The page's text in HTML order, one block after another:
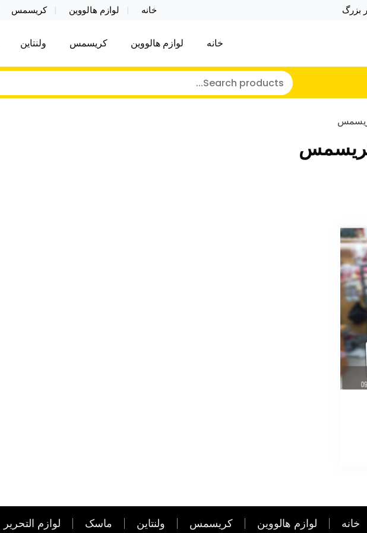
بزرگ خانه لوازم هالووین کریسمس
لوازم هالووین ولن تاین کادویی کریسمس اکسسوری
بازی تراول ماگ نایکر توی فروش عمده لوازم هالووین ولن تاین کادویی
خانه لوازم هالووین کریسمس ولنتاین
خانه لوازم هالووین کریسمس ولنتاین ماسک لوازم التحریر